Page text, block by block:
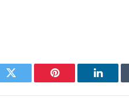
Twitter Pinterest